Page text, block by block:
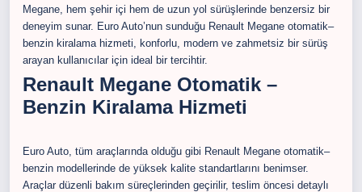
Megane, hem şehir içi hem de uzun yol sürüşlerinde benzersiz bir
deneyim sunar. Euro Auto’nun sunduğu Renault Megane otomatik–
benzin kiralama hizmeti, konforlu, modern ve zahmetsiz bir sürüş
arayan kullanıcılar için ideal bir tercihtir.
Renault Megane Otomatik –
Benzin Kiralama Hizmeti
Euro Auto, tüm araçlarında olduğu gibi Renault Megane otomatik–
benzin modellerinde de yüksek kalite standartlarını benimser.
Araçlar düzenli bakım süreçlerinden geçirilir, teslim öncesi detaylı